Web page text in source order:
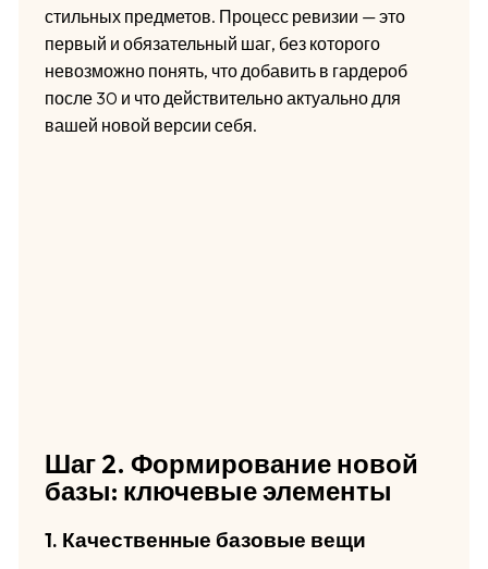
стильных предметов. Процесс ревизии — это
первый и обязательный шаг, без которого
невозможно понять, что добавить в гардероб
после 30 и что действительно актуально для
вашей новой версии себя.
Шаг 2. Формирование новой
базы: ключевые элементы
1. Качественные базовые вещи